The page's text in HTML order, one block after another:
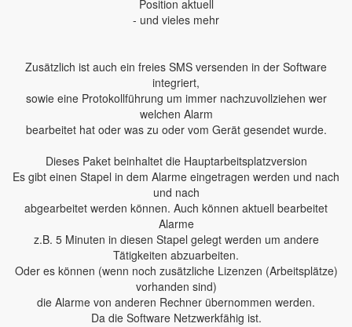
Position aktuell
- und vieles mehr
Zusätzlich ist auch ein freies SMS versenden in der Software
integriert,
sowie eine Protokollführung um immer nachzuvollziehen wer
welchen Alarm
bearbeitet hat oder was zu oder vom Gerät gesendet wurde.
Dieses Paket beinhaltet die Hauptarbeitsplatzversion
Es gibt einen Stapel in dem Alarme eingetragen werden und nach
und nach
abgearbeitet werden können. Auch können aktuell bearbeitet
Alarme
z.B. 5 Minuten in diesen Stapel gelegt werden um andere
Tätigkeiten abzuarbeiten.
Oder es können (wenn noch zusätzliche Lizenzen (Arbeitsplätze)
vorhanden sind)
die Alarme von anderen Rechner übernommen werden.
Da die Software Netzwerkfähig ist.